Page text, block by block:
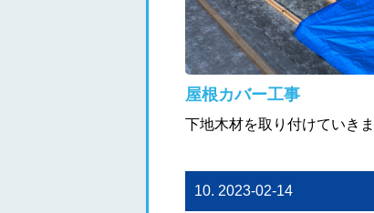
屋根カバー工事
下地木材を取り付けていきま
10. 2023-02-14